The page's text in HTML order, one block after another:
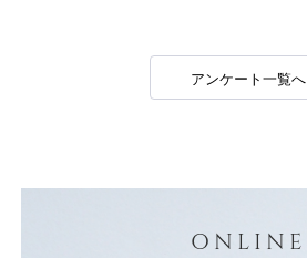
アンケート一覧へ
ONLINE